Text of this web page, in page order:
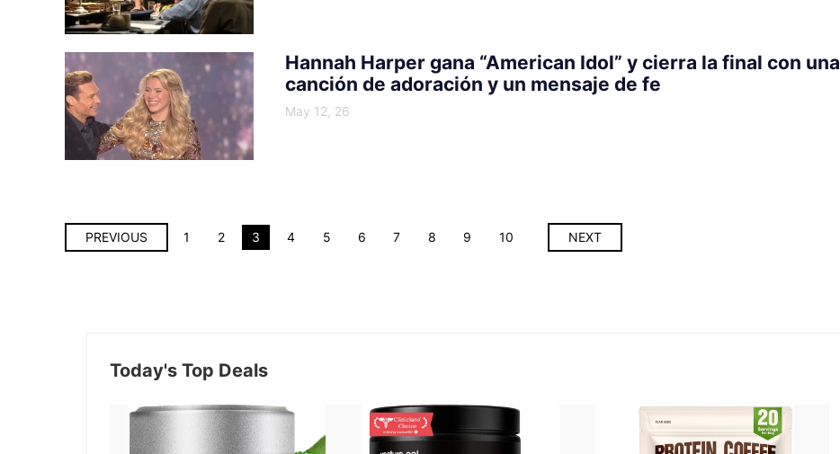
Hannah Harper gana “American Idol” y cierra la final con una
canción de adoración y un mensaje de fe
May 12, 26
PREVIOUS 1 2 3 4 5 6 7 8 9 10 NEXT
Today's Top Deals